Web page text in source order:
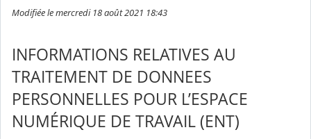
Modifiée le mercredi 18 août 2021 18:43
INFORMATIONS RELATIVES AU
TRAITEMENT DE DONNEES
PERSONNELLES POUR L’ESPACE
NUMÉRIQUE DE TRAVAIL (ENT)